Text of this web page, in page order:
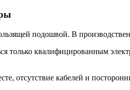
подошвой. В
только квалифицированным
отсутствие кабелей и